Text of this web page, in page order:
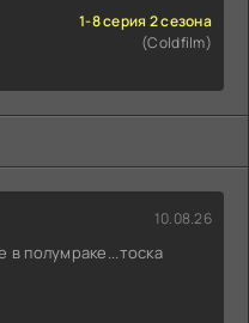
1-8 серия 2 сезона
(Coldfilm)
10.08.26
в полумраке...тоска